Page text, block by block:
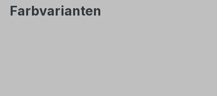
Farbvarianten